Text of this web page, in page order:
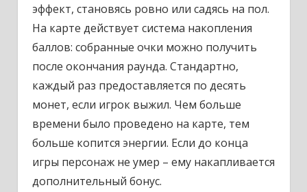
эффект, становясь ровно или садясь на пол.
На карте действует система накопления
баллов: собранные очки можно получить
после окончания раунда. Стандартно,
каждый раз предоставляется по десять
монет, если игрок выжил. Чем больше
времени было проведено на карте, тем
больше копится энергии. Если до конца
игры персонаж не умер – ему накапливается
дополнительный бонус.